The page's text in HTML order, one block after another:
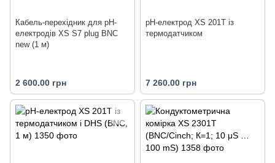
Кабель-перехідник для pH-
електродів XS S7 plug BNC
new (1 м)
2 600.00 грн
pH-електрод XS 201T із
термодатчиком
7 260.00 грн